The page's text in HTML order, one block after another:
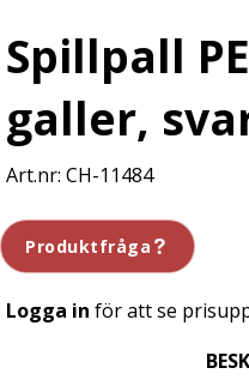
Spillpall
galler,
CH-11484
Produktfråga
Logga in för att se